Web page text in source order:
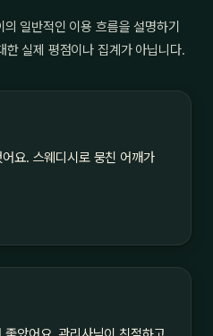
일반적인 이용 흐름을 설명하기
한 실제 평점이나 집계가 아닙니다.
요. 스웨디시로 뭉친 어깨가